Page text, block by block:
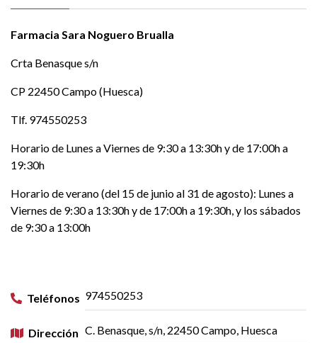
Farmacia Sara Noguero Brualla
Crta Benasque s/n
CP 22450 Campo (Huesca)
Tlf. 974550253
Horario de Lunes a Viernes de 9:30 a 13:30h y de 17:00h a
19:30h
Horario de verano (del 15 de junio al 31 de agosto): Lunes a
Viernes de 9:30 a 13:30h y de 17:00h a 19:30h, y los sábados
de 9:30 a 13:00h
Teléfonos 974550253
Dirección C. Benasque, s/n, 22450 Campo, Huesca